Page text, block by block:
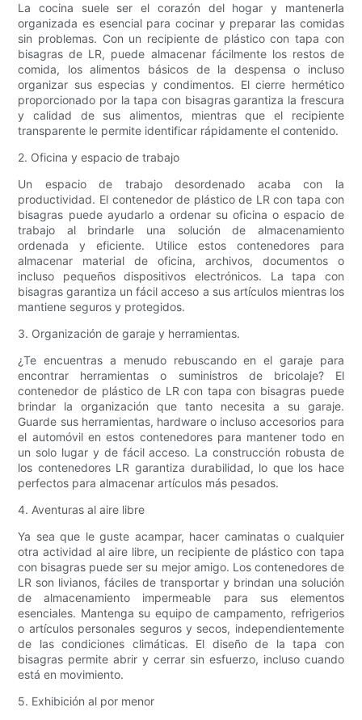
La cocina suele ser el corazón del hogar y mantenerla
organizada es esencial para cocinar y preparar las comidas
sin problemas. Con un recipiente de plástico con tapa con
bisagras de LR, puede almacenar fácilmente los restos de
comida, los alimentos básicos de la despensa o incluso
organizar sus especias y condimentos. El cierre hermético
proporcionado por la tapa con bisagras garantiza la frescura
y calidad de sus alimentos, mientras que el recipiente
transparente le permite identificar rápidamente el contenido.
2. Oficina y espacio de trabajo
Un espacio de trabajo desordenado acaba con la
productividad. El contenedor de plástico de LR con tapa con
bisagras puede ayudarlo a ordenar su oficina o espacio de
trabajo al brindarle una solución de almacenamiento
ordenada y eficiente. Utilice estos contenedores para
almacenar material de oficina, archivos, documentos o
incluso pequeños dispositivos electrónicos. La tapa con
bisagras garantiza un fácil acceso a sus artículos mientras los
mantiene seguros y protegidos.
3. Organización de garaje y herramientas.
¿Te encuentras a menudo rebuscando en el garaje para
encontrar herramientas o suministros de bricolaje? El
contenedor de plástico de LR con tapa con bisagras puede
brindar la organización que tanto necesita a su garaje.
Guarde sus herramientas, hardware o incluso accesorios para
el automóvil en estos contenedores para mantener todo en
un solo lugar y de fácil acceso. La construcción robusta de
los contenedores LR garantiza durabilidad, lo que los hace
perfectos para almacenar artículos más pesados.
4. Aventuras al aire libre
Ya sea que le guste acampar, hacer caminatas o cualquier
otra actividad al aire libre, un recipiente de plástico con tapa
con bisagras puede ser su mejor amigo. Los contenedores de
LR son livianos, fáciles de transportar y brindan una solución
de almacenamiento impermeable para sus elementos
esenciales. Mantenga su equipo de campamento, refrigerios
o artículos personales seguros y secos, independientemente
de las condiciones climáticas. El diseño de la tapa con
bisagras permite abrir y cerrar sin esfuerzo, incluso cuando
está en movimiento.
5. Exhibición al por menor